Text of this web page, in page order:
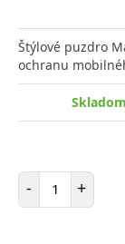
Štýlové puzdro
ochranu
- Počet
+